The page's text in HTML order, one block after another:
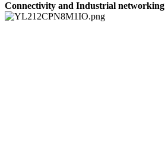
Connectivity and Industrial networking